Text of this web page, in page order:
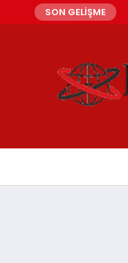
SON GELİŞME